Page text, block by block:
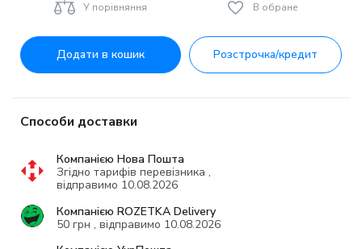
У порівняння В обране
Додати в кошик Розстрочка/кредит
Способи доставки
Компанією Нова Пошта
Згідно тарифів перевізника ,
відправимо 10.08.2026
Компанією ROZETKA Delivery
50 грн , відправимо 10.08.2026